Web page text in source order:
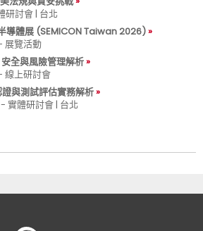
討會 | 台北
導體展 (SEMICON Taiwan 2026)
覽活動
全與風險管理解析
上研討會
與測試評估實務解析
體研討會 | 台北